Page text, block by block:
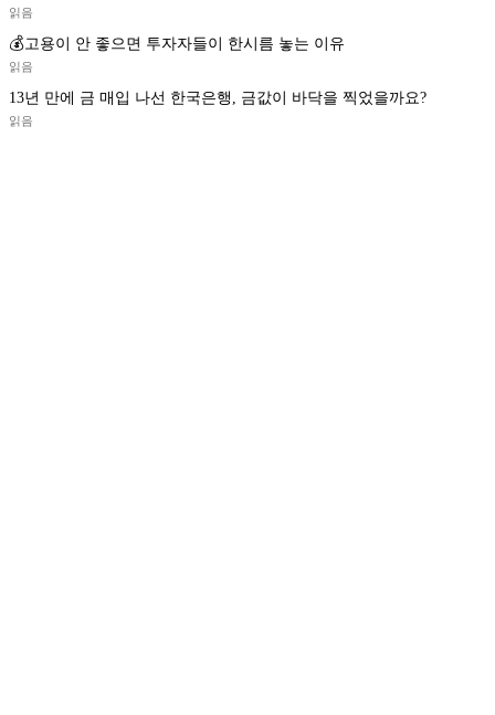
읽음
💰고용이 안 좋으면 투자자들이 한시름 놓는 이유
읽음
13년 만에 금 매입 나선 한국은행, 금값이 바닥을 찍었을까요?
읽음